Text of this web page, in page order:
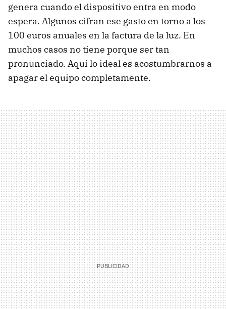
genera cuando el dispositivo entra en modo
espera. Algunos cifran ese gasto en torno a los
100 euros anuales en la factura de la luz. En
muchos casos no tiene porque ser tan
pronunciado. Aquí lo ideal es acostumbrarnos a
apagar el equipo completamente.